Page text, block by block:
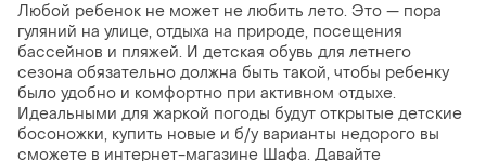
Любой ребенок не может не любить лето. Это — пора
гуляний на улице, отдыха на природе, посещения
бассейнов и пляжей. И детская обувь для летнего
сезона обязательно должна быть такой, чтобы ребенку
было удобно и комфортно при активном отдыхе.
Идеальными для жаркой погоды будут открытые детские
босоножки, купить новые и б/у варианты недорого вы
сможете в интернет-магазине Шафа. Давайте